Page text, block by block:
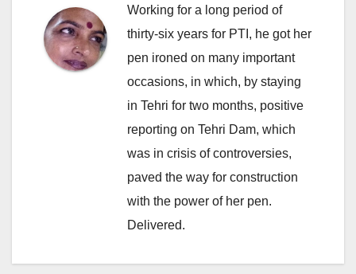
Working for a long period of
thirty-six years for PTI, he got her
pen ironed on many important
occasions, in which, by staying
in Tehri for two months, positive
reporting on Tehri Dam, which
was in crisis of controversies,
paved the way for construction
with the power of her pen.
Delivered.